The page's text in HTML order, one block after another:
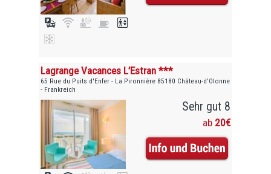
Lagrange Vacances L’Estran ***
65 Rue du Puits d'Enfer - La Pironnière 85180 Château-d’Olonne
- Frankreich
Sehr gut 8
ab 20€